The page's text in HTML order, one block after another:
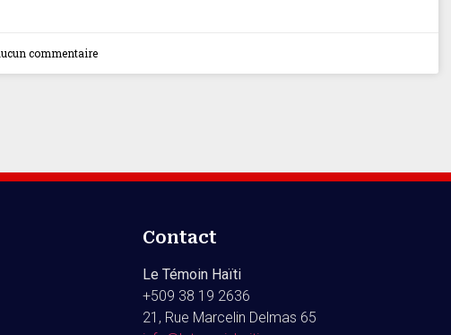
commentaire
Contact
Le Témoin Haïti
+509 38 19 2636
21, Rue Marcelin Delmas 65